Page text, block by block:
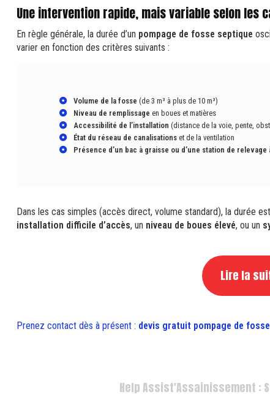
Une intervention rapide, mais variable selon les
En règle générale, la durée d’un pompage de fosse septique
varier en fonction des critères suivants :
Volume de la fosse (de 3 m³ à plus de 10 m³)
Niveau de remplissage en boues et matières
Accessibilité de l’installation (distance de la voie, pente,
État du réseau de canalisations et de la ventilation
Présence d’un bac à graisse ou d’une station de
Dans les cas simples (accès direct, volume standard), la durée
installation difficile d’accès, un niveau de boues élevé, ou un
Lire la
Prenez contact dès à présent : devis gratuit pompage de
Help Assist'Assainissement :